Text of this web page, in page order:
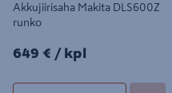
Akkujiirisaha Makita DLS600Z
runko
649€/kpl
649 € / kpl